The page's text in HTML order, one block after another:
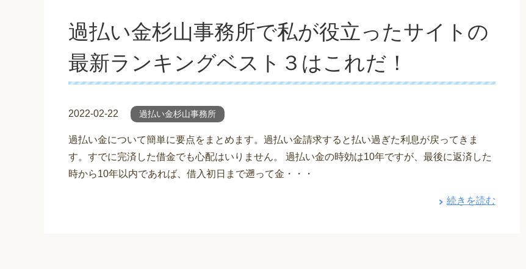
過払い金杉山事務所で私が役立ったサイトの
最新ランキングベスト３はこれだ！
2022-02-22 過払い金杉山事務所
過払い金について簡単に要点をまとめます。過払い金請求すると払い過ぎた利息が戻ってきま
す。すでに完済した借金でも心配はいりません。 過払い金の時効は10年ですが、最後に返済した
時から10年以内であれば、借入初日まで遡って金・・・
続きを読む